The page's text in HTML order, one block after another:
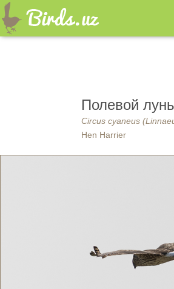
Полевой лунь
Circus cyaneus
Hen Harrier